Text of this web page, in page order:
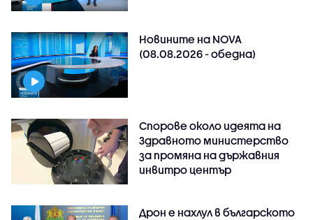
Новините на NOVA
(08.08.2026 - обедна)
Спорове около идеята на
Здравното министерство
за промяна на държавния
инвитро център
Дрон е нахлул в българското